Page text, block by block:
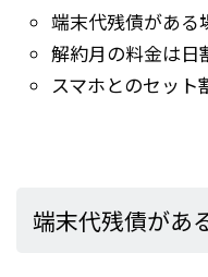
端末代残債がある
解約月の料金は日
スマホとのセット
端末代残債があ